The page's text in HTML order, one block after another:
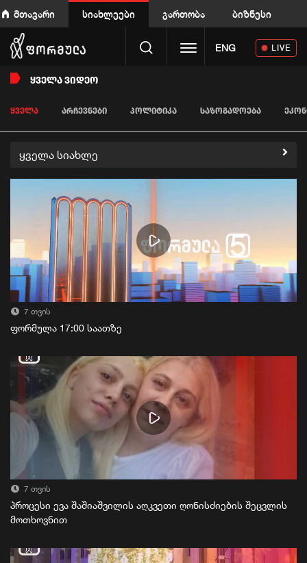
მთავარი სიახლეები გართობა ბიზნესი
Toggle navigation
ENG LIVE
ᲧᲕᲔᲚᲐ ᲕᲘᲓᲔᲝ
ᲧᲕᲔᲚᲐ ᲐᲠᲩᲔᲕᲜᲔᲑᲘ ᲞᲝᲚᲘᲢᲘᲙᲐ ᲡᲐᲖᲝᲒᲐᲓᲝᲔᲑᲐ
ყველა სიახლე
7 თვის
ფორმულა 17:00 საათზე
7 თვის
პროცესი ევა შაშიაშვილის აღკვეთი ღონისძიების შეცვლის
მოთხოვნით